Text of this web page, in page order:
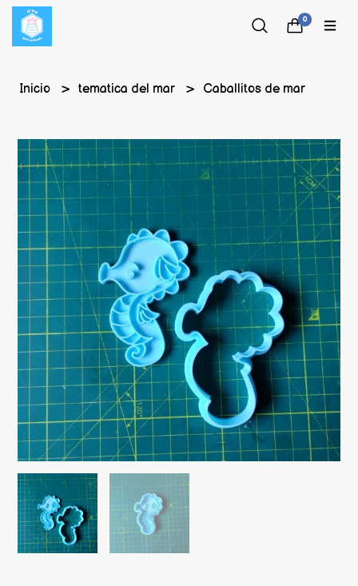
0
Inicio tematica del mar Caballitos de mar